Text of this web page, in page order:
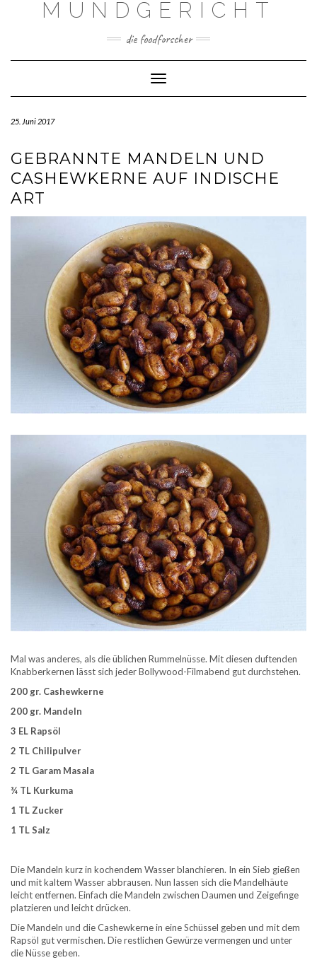
MUNDGERICHT
die foodforscher
Toggle Navigation
25. Juni 2017
GEBRANNTE MANDELN UND
CASHEWKERNE AUF INDISCHE
ART
Mal was anderes, als die üblichen Rummelnüsse. Mit diesen duftenden
Knabberkernen lässt sich jeder Bollywood-Filmabend gut durchstehen.
200 gr. Cashewkerne
200 gr. Mandeln
3 EL Rapsöl
2 TL Chilipulver
2 TL Garam Masala
¾ TL Kurkuma
1 TL Zucker
1 TL Salz
Die Mandeln kurz in kochendem Wasser blanchieren. In ein Sieb gießen
und mit kaltem Wasser abbrausen. Nun lassen sich die Mandelhäute
leicht entfernen. Einfach die Mandeln zwischen Daumen und Zeigefinge
platzieren und leicht drücken.
Die Mandeln und die Cashewkerne in eine Schüssel geben und mit dem
Rapsöl gut vermischen. Die restlichen Gewürze vermengen und unter
die Nüsse geben.